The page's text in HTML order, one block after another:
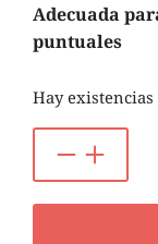
Adecuada
puntuales
Hay existencias